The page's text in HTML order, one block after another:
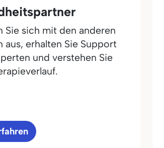
Sie sich mit den anderen
aus, erhalten Sie Support
und verstehen Sie